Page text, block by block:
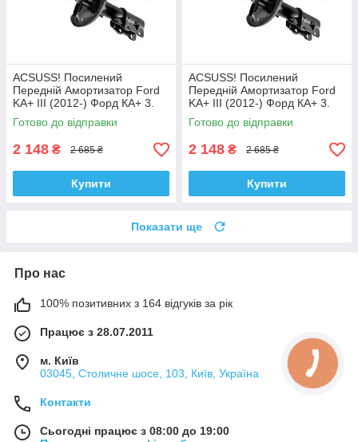
ACSUSS! Посилений
Передній Амортизатор Ford
KA+ III (2012-) Форд КА+ 3.
Лівий. 335829 , 3348057
Корея!
Готово до відправки
2 148 ₴ 2 685 ₴
Купити
ACSUSS! Посилений
Передній Амортизатор Ford
KA+ III (2012-) Форд КА+ 3.
Правий. 335830 , 3348056
Корея!
Готово до відправки
2 148 ₴ 2 685 ₴
Купити
Показати ще
Про нас
100% позитивних з 164 відгуків за рік
Працює з 28.07.2011
м. Київ
03045, Столичне шосе, 103, Київ, Україна
Контакти
Сьогодні працює з 08:00 до 19:00